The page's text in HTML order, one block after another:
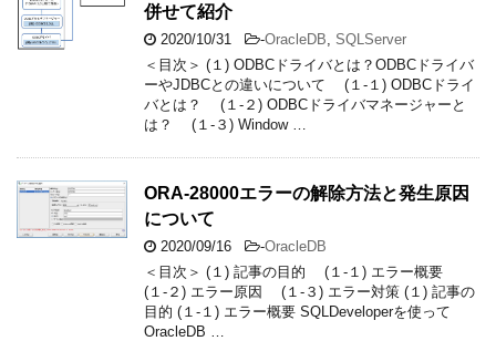
併せて紹介
2020/10/31 -OracleDB SQLServer
＜目次＞ (１) ODBCドライバとは？ODBCドライバ
ーやJDBCとの違いについて (１-１) ODBCドライ
バとは？ (１-２) ODBCドライバマネージャーと
は？ (１-３) Window …
ORA-28000エラーの解除方法と発生原因
について
2020/09/16 -OracleDB
＜目次＞ (１) 記事の目的 (１-１) エラー概要
(１-２) エラー原因 (１-３) エラー対策 (１) 記事の
目的 (１-１) エラー概要 SQLDeveloperを使って
OracleDB …